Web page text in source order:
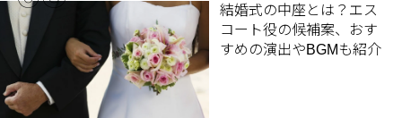
結婚式の中座とは？エス
コート役の候補案、おす
すめの演出やBGMも紹介